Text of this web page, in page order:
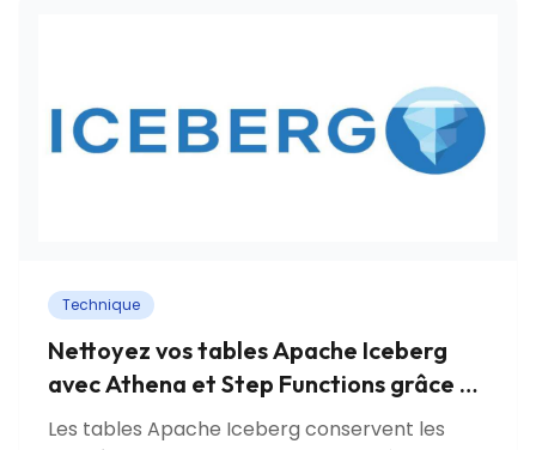
Technique
Nettoyez vos tables Apache Iceberg
avec Athena et Step Functions grâce à
ce module Terraform
Les tables Apache Iceberg conservent les